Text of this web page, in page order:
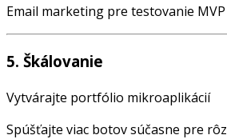
Email marketing pre testovanie MVP
5. Škálovanie
Vytvárajte portfólio mikroaplikácií
Spúšťajte viac botov súčasne pre